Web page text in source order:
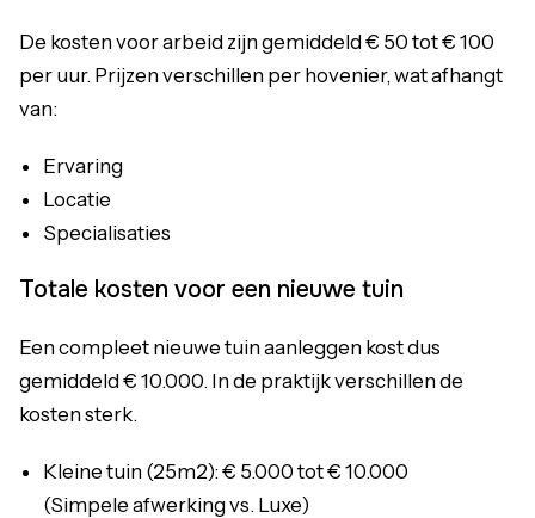
De kosten voor arbeid zijn gemiddeld € 50 tot € 100
per uur. Prijzen verschillen per hovenier, wat afhangt
van:
Ervaring
Locatie
Specialisaties
Totale kosten voor een nieuwe tuin
Een compleet nieuwe tuin aanleggen kost dus
gemiddeld € 10.000. In de praktijk verschillen de
kosten sterk.
Kleine tuin (25m2): € 5.000 tot € 10.000
(Simpele afwerking vs. Luxe)